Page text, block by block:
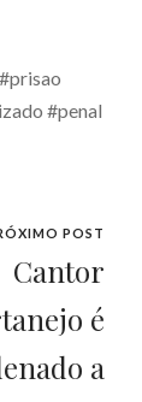
#prisao
#penal
POST
Cantor
é
a